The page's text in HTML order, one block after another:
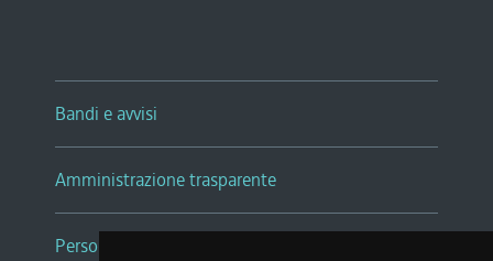
Bandi e avvisi
Amministrazione trasparente
Persone e Uffici